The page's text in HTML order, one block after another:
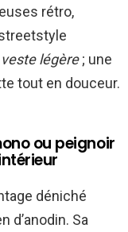
rétro,
veste légère; une
tout en douceur.
ou peignoir
déniché
d’anodin. Sa